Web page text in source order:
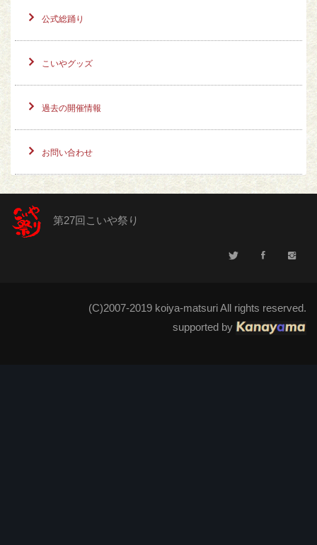
公式総踊り
こいやグッズ
過去の開催情報
お問い合わせ
第27回こいや祭り
(C)2007-2019 koiya-matsuri All rights reserved.
supported by